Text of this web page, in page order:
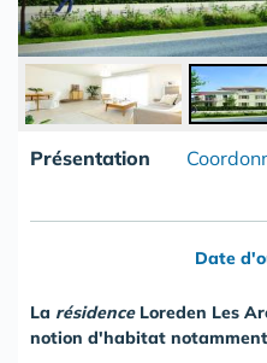
Présentation
Date
La résidence Loreden Les
notion d'habitat